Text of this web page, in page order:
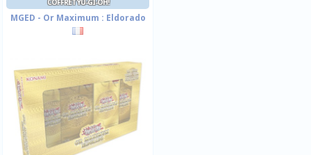
MGED - Or Maximum : Eldorado